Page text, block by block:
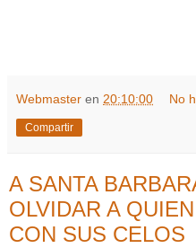
Webmaster en 20:10:00 No
Compartir
A SANTA
OLVIDAR A
CON SUS CELOS